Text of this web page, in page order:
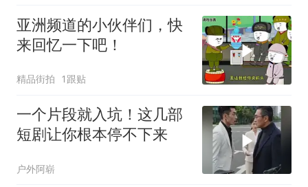
亚洲频道的小伙伴们，快
来回忆一下吧！
精品街拍 1跟贴
一个片段就入坑！这几部
短剧让你根本停不下来
户外阿崭